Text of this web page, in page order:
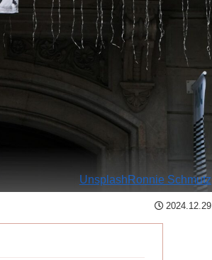
UnsplashRonnie Schmutz
2024.12.29